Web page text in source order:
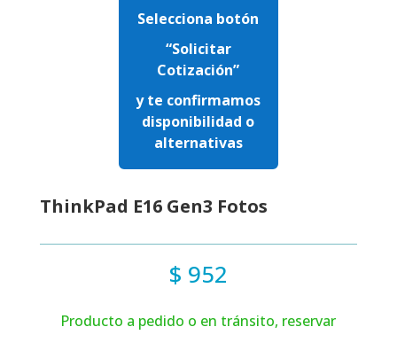
Selecciona botón
“Solicitar
Cotización”
y te confirmamos
disponibilidad o
alternativas
ThinkPad E16 Gen3 Fotos
$ 952
Producto a pedido o en tránsito, reservar